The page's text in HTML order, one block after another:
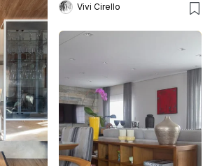
Vivi Cirello